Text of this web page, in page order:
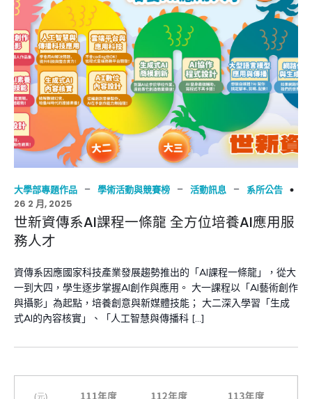
大學部專題作品 – 學術活動與競賽榜 – 活動訊息 – 系所公告
26 2 月, 2025
世新資傳系AI課程一條龍 全方位培養AI應用服
務人才
資傳系因應國家科技產業發展趨勢推出的「AI課程一條龍」，從大
一到大四，學生逐步掌握AI創作與應用。 大一課程以「AI藝術創作
與攝影」為起點，培養創意與新媒體技能； 大二深入學習「生成
式AI的內容核實」、「人工智慧與傳播科 […]